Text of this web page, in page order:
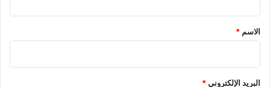
*
الاسم *
البريد الإلكتروني*